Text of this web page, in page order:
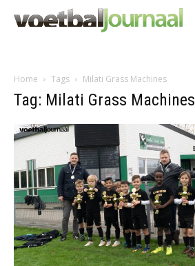
Home Tags Milati Grass Machines
Tag: Milati Grass Machines